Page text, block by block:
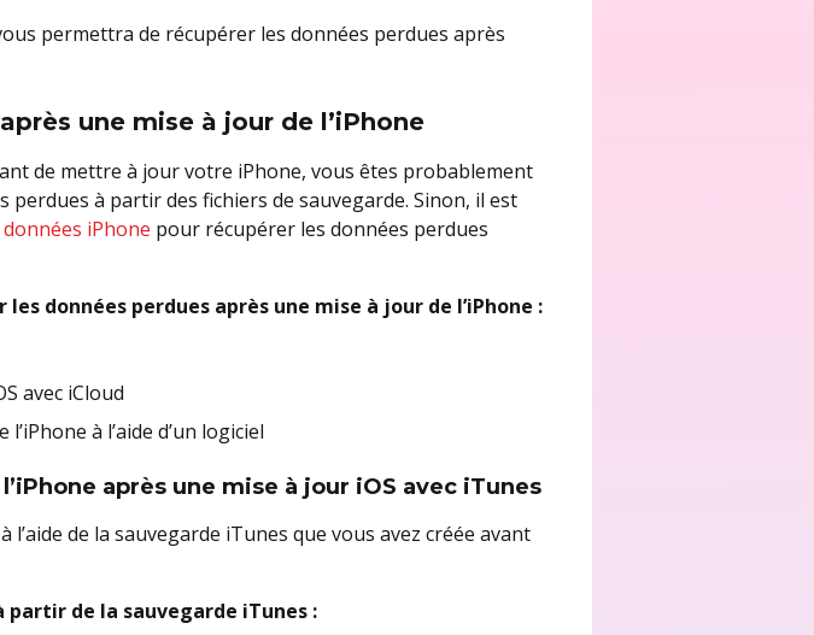
permettra de récupérer les données perdues après
une mise à jour de l’iPhone
de mettre à jour votre iPhone, vous êtes probablement
perdues à partir des fichiers de sauvegarde. Sinon, il est
iPhone pour récupérer les données perdues
données perdues après une mise à jour de l’iPhone :
avec iCloud
à l’aide d’un logiciel
après une mise à jour iOS avec iTunes
de la sauvegarde iTunes que vous avez créée avant
partir de la sauvegarde iTunes :